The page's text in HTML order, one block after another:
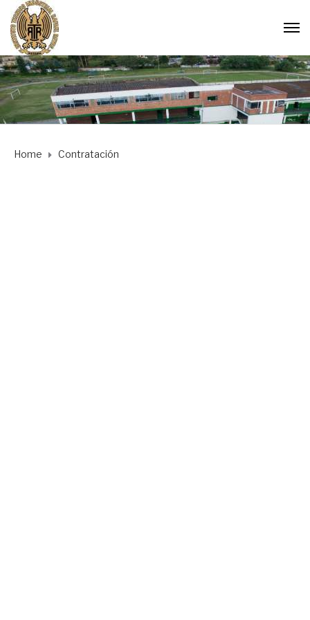
Home Contratación